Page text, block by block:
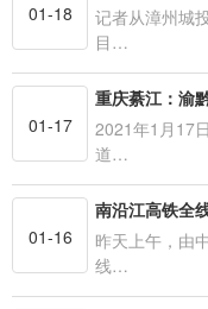
01-18
记者从漳州城
目…
01-17
2021年1月17
道…
01-16
南沿江高铁全
昨天上午，由
线…